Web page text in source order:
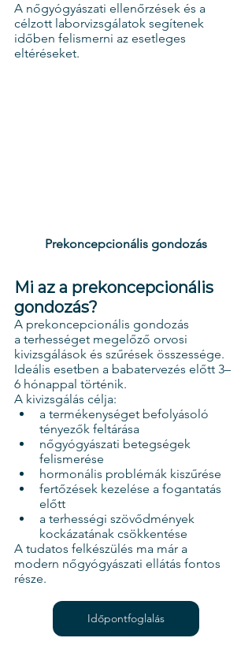
A nőgyógyászati ellenőrzések és a
célzott laborvizsgálatok segítenek
időben felismerni az esetleges
eltéréseket.
Prekoncepcionális gondozás
Mi az a prekoncepcionális
gondozás?
A prekoncepcionális gondozás
a terhességet megelőző orvosi
kivizsgálások és szűrések összessége.
Ideális esetben a babatervezés előtt 3–
6 hónappal történik.
A kivizsgálás célja:
a termékenységet befolyásoló
tényezők feltárása
nőgyógyászati betegségek
felismerése
hormonális problémák kiszűrése
fertőzések kezelése a fogantatás
előtt
a terhességi szövődmények
kockázatának csökkentése
A tudatos felkészülés ma már a
modern nőgyógyászati ellátás fontos
része.
Időpontfoglalás